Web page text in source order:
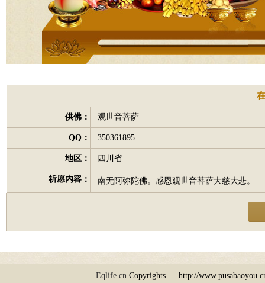
供佛： 观世音菩萨
QQ： 350361895
地区： 四川省
祈愿内容： 南无阿弥陀佛。感恩观世音菩萨大慈大悲。
Eqlife.cnCopyrights http://